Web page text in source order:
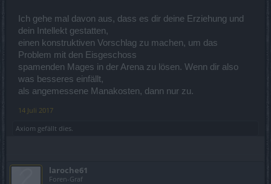
Ich gehe mal davon aus, dass es dir deine Erziehung und
dein Intellekt gestatten,
einen konstruktiven Vorschlag zu machen, um das
Problem mit den Eisgeschoss
spamenden Mages in der Arena zu lösen. Wenn dir also
was besseres einfällt,
als angemessene Manakosten, dann nur zu.
14 Juli 2017
Axiom gefällt dies.
laroche61
Foren-Graf